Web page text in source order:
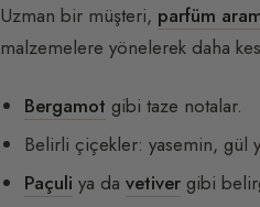
Uzman bir müşteri, parfüm
malzemelere yönelerek daha
Bergamot gibi taze notalar.
Belirli çiçekler: yasemin, gül
Paçuli ya davetiver gibi